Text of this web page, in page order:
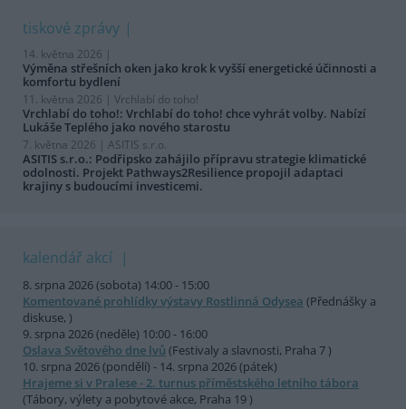
tiskové zprávy
14. května 2026 |
Výměna střešních oken jako krok k vyšší energetické účinnosti a
komfortu bydlení
11. května 2026 | Vrchlabí do toho!
Vrchlabí do toho!: Vrchlabí do toho! chce vyhrát volby. Nabízí
Lukáše Teplého jako nového starostu
7. května 2026 | ASITIS s.r.o.
ASITIS s.r.o.: Podřipsko zahájilo přípravu strategie klimatické
odolnosti. Projekt Pathways2Resilience propojil adaptaci
krajiny s budoucími investicemi.
kalendář akcí
8. srpna 2026 (sobota) 14:00 - 15:00
Komentované prohlídky výstavy Rostlinná Odysea (Přednášky a
diskuse, )
9. srpna 2026 (neděle) 10:00 - 16:00
Oslava Světového dne lvů (Festivaly a slavnosti, Praha 7 )
10. srpna 2026 (pondělí) - 14. srpna 2026 (pátek)
Hrajeme si v Pralese - 2. turnus příměstského letního tábora
(Tábory, výlety a pobytové akce, Praha 19 )